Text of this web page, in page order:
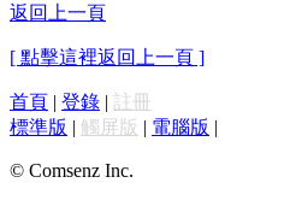
返回上一頁
[ 點擊這裡返回上一頁 ]
首頁 | 登錄 | 註冊
標準版 | 觸屏版 | 電腦版 |
© Comsenz Inc.